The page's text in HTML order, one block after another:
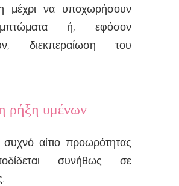
μέχρι να υποχωρήσουν
ή, εφόσον
διεκπεραίωση του
ρήξη υμένων
συχνό αίτιο προωρότητας
συνήθως σε